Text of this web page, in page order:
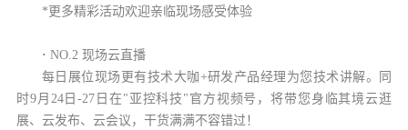
*更多精彩活动欢迎亲临现场感受体验
· NO.2 现场云直播
每日展位现场更有技术大咖+研发产品经理为您技术讲解。同
时9月24日-27日在"亚控科技"官方视频号，将带您身临其境云逛
展、云发布、云会议，干货满满不容错过！